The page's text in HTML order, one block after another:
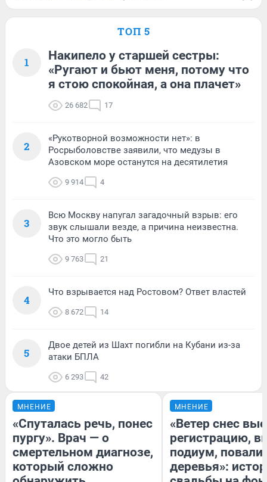
ТОП 5
1
Накипело у старшей сестры:
«Ругают и бьют меня, потому что
я стою спокойная, а она плачет»
26 682 17
2
«Рукотворной возможности нет»: в
Росрыболовстве заявили, что медузы в
Азовском море останутся на десятилетия
9 914 4
3
Всю Москву напугал загадочный взрыв: его
звук слышали везде, а причина неизвестна.
Что это могло быть
9 763 21
4
Что взрывается над Ростовом? Ответ властей
8 672 14
5
Двое детей из Шахт погибли на Кубани из-за
атаки БПЛА
6 293 42
МНЕНИЕ
«Спуталась речь, понес
пургу». Врач — о
смертельном диагнозе,
который сложно
МНЕНИЕ
«Ветер снес
регистрацию,
подиум,
деревья»: